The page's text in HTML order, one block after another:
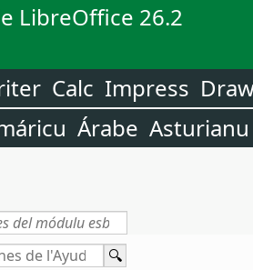
LibreOffice 26.2
Calc Impress
Árabe Asturianu